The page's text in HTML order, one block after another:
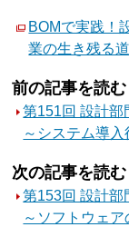
BOMで実践！
業の生き残る
前の記事を読む
第151回 設計部
～システム導
次の記事を読む
第153回 設計部
～ソフトウェ